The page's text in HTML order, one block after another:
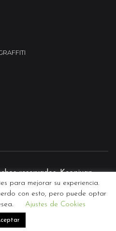
reservados. Keonivgn.
web porGuille Martin
para mejorar su experiencia.
con esto, pero puede optar
Ajustes de Cookies